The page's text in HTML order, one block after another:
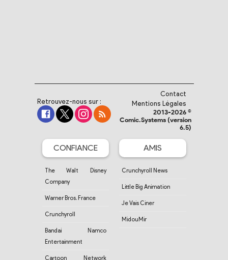
Retrouvez-nous sur :
Contact
Mentions Légales
2013-2026 ©
Comic.Systems (version
6.5)
CONFIANCE
The Walt Disney
Company
Warner Bros. France
Crunchyroll
Bandai Namco
Entertainment
Cartoon Network
AMIS
Crunchyroll News
Little Big Animation
Je Vais Ciner
MidouMir